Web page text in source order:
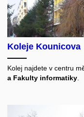
Koleje Kounicova
Kolej najdete v centru
a Fakulty informatiky